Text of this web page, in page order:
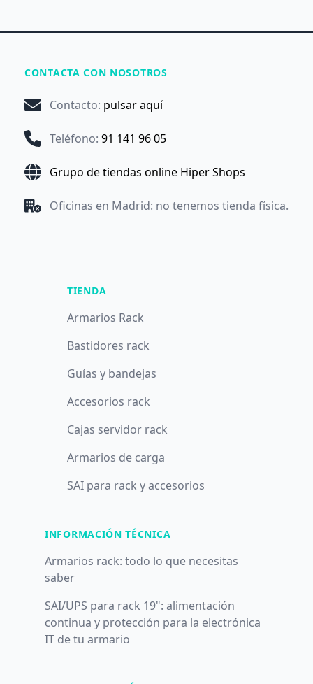
CONTACTA CON NOSOTROS
Contacto: pulsar aquí
Teléfono: 91 141 96 05
Grupo de tiendas online Hiper Shops
Oficinas en Madrid: no tenemos tienda física.
TIENDA
Armarios Rack
Bastidores rack
Guías y bandejas
Accesorios rack
Cajas servidor rack
Armarios de carga
SAI para rack y accesorios
INFORMACIÓN TÉCNICA
Armarios rack: todo lo que necesitas
saber
SAI/UPS para rack 19": alimentación
continua y protección para la electrónica
IT de tu armario